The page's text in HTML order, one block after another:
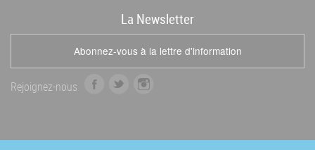
La Newsletter
Abonnez-vous à la lettre d'information
Rejoignez-nous
b
t
a